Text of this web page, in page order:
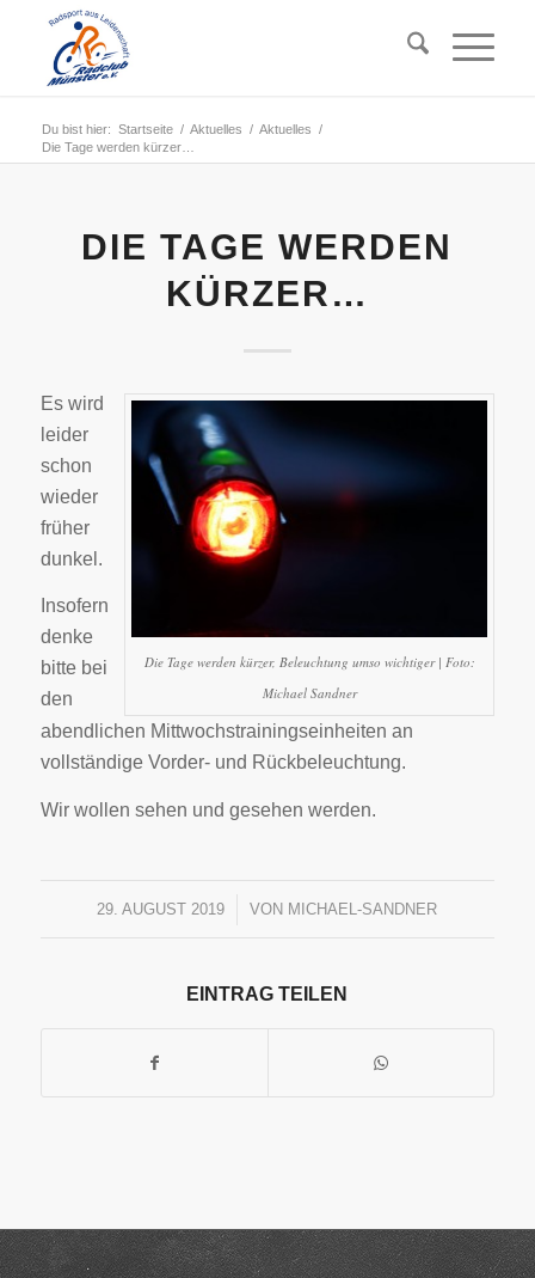
Du bist hier: Startseite / Aktuelles / Aktuelles /
Die Tage werden kürzer…
DIE TAGE WERDEN
KÜRZER…
Die Tage werden kürzer, Beleuchtung umso wichtiger | Foto:
Michael Sandner
Es wird
leider
schon
wieder
früher
dunkel.
Insofern
denke
bitte bei
den
abendlichen Mittwochstrainingseinheiten an
vollständige Vorder- und Rückbeleuchtung.
Wir wollen sehen und gesehen werden.
29. AUGUST 2019
/ VON MICHAEL-SANDNER
EINTRAG TEILEN